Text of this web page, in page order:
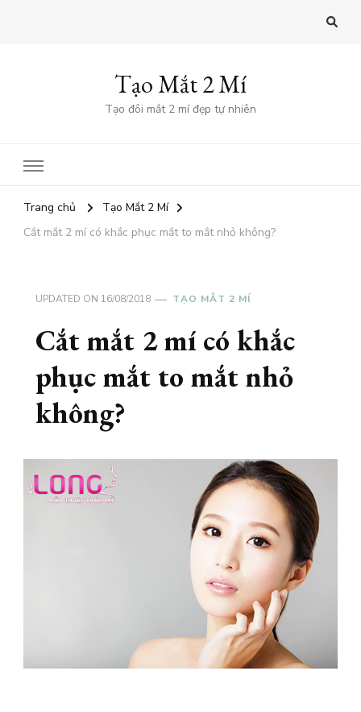
Tạo Mắt 2 Mí
Tạo đôi mắt 2 mí đẹp tự nhiên
Trang chủ
Tạo Mắt 2 Mí
Cắt mắt 2 mí có khắc phục mắt to mắt nhỏ không?
UPDATED ON 16/08/2018 TẠO MẮT 2 MÍ
Cắt mắt 2 mí có khắc
phục mắt to mắt nhỏ
không?